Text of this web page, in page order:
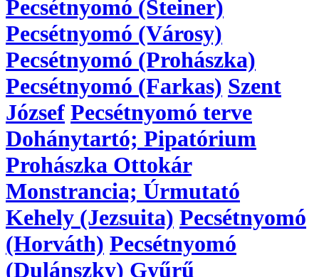
Pecsétnyomó (Steiner)
Pecsétnyomó (Városy)
Pecsétnyomó (Prohászka)
Pecsétnyomó (Farkas) Szent
József Pecsétnyomó terve
Dohánytartó; Pipatórium
Prohászka Ottokár
Monstrancia; Úrmutató
Kehely (Jezsuita) Pecsétnyomó
(Horváth) Pecsétnyomó
(Dulánszky) Gyűrű